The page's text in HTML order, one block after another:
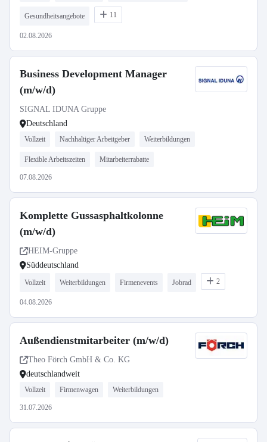
Gesundheitsangebote 11
02.08.2026
Business Development Manager
(m/w/d)
SIGNAL IDUNA Gruppe
Deutschland
Vollzeit Nachhaltiger Arbeitgeber Weiterbildungen
Flexible Arbeitszeiten Mitarbeiterrabatte
07.08.2026
Komplette Gussasphaltkolonne
(m/w/d)
HEIM-Gruppe
Süddeutschland
Vollzeit Weiterbildungen Firmenevents Jobrad 2
04.08.2026
Außendienstmitarbeiter (m/w/d)
Theo Förch GmbH & Co. KG
deutschlandweit
Vollzeit Firmenwagen Weiterbildungen
31.07.2026